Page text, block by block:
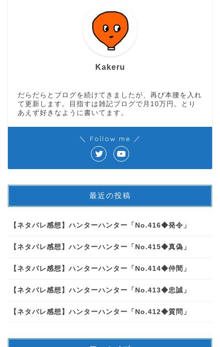
Kakeru
だらだらとブログを続けてきましたが、再び本腰を入れ
て更新します。目指すは雑記ブログで月10万円。とり
あえず好きなように書いてます。
＼ Follow me ／
最近の投稿
【ネタバレ感想】ハンターハンター「No.416◆発令」
【ネタバレ感想】ハンターハンター「No.415◆真偽」
【ネタバレ感想】ハンターハンター「No.414◆仲間」
【ネタバレ感想】ハンターハンター「No.413◆忠誠」
【ネタバレ感想】ハンターハンター「No.412◆質問」